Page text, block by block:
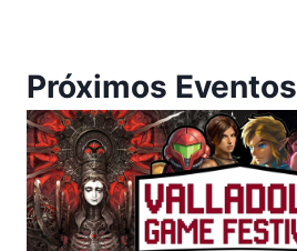
Próximos Eventos